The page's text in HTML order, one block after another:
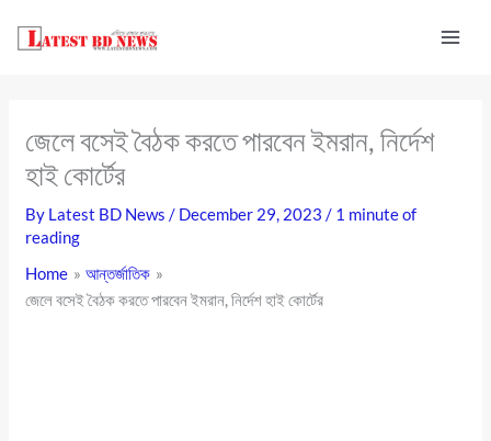
জেলে বসেই বৈঠক করতে পারবেন ইমরান, নির্দেশ
হাই কোর্টের
By Latest BD News/ December 29, 2023/ 1 minute of
reading
Home
আন্তর্জাতিক
জেলে বসেই বৈঠক করতে পারবেন ইমরান, নির্দেশ হাই কোর্টের